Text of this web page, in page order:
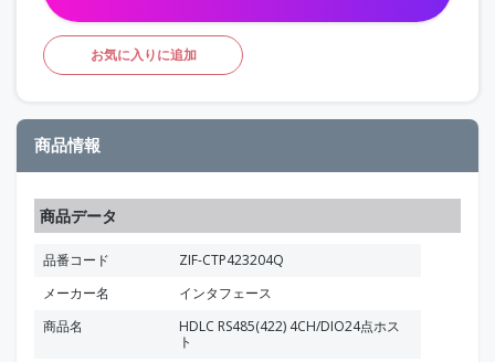
お気に入りに追加
商品情報
商品データ
品番コード
ZIF-CTP423204Q
メーカー名
インタフェース
商品名
HDLC RS485(422) 4CH/DIO24点ホス
ト